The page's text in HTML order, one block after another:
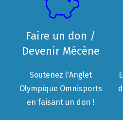
Faire un don /
Devenir Mécène
Soutenez l'Anglet
Olympique Omnisports
en faisant un don !